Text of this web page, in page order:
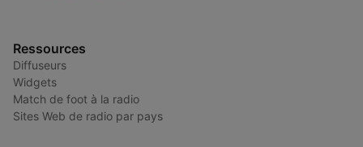
Ressources
Diffuseurs
Widgets
Match de foot à la radio
Sites Web de radio par pays